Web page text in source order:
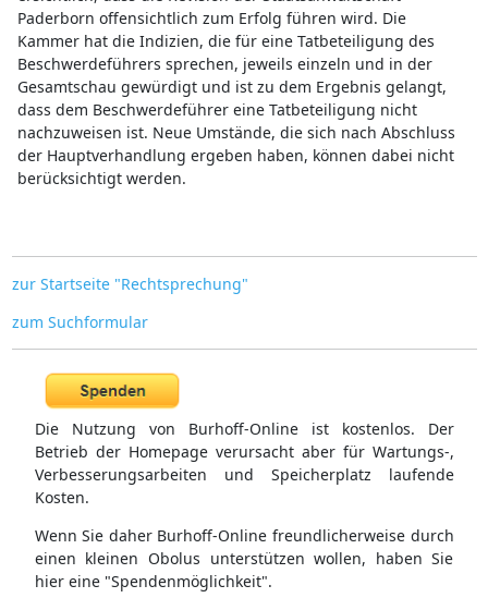
Paderborn offensichtlich zum Erfolg führen wird. Die
Kammer hat die Indizien, die für eine Tatbeteiligung des
Beschwerdeführers sprechen, jeweils einzeln und in der
Gesamtschau gewürdigt und ist zu dem Ergebnis gelangt,
dass dem Beschwerdeführer eine Tatbeteiligung nicht
nachzuweisen ist. Neue Umstände, die sich nach Abschluss
der Hauptverhandlung ergeben haben, können dabei nicht
berücksichtigt werden.
zur Startseite "Rechtsprechung"
zum Suchformular
Die Nutzung von Burhoff-Online ist kostenlos. Der
Betrieb der Homepage verursacht aber für Wartungs-,
Verbesserungsarbeiten und Speicherplatz laufende
Kosten.
Wenn Sie daher Burhoff-Online freundlicherweise durch
einen kleinen Obolus unterstützen wollen, haben Sie
hier eine "Spendenmöglichkeit".